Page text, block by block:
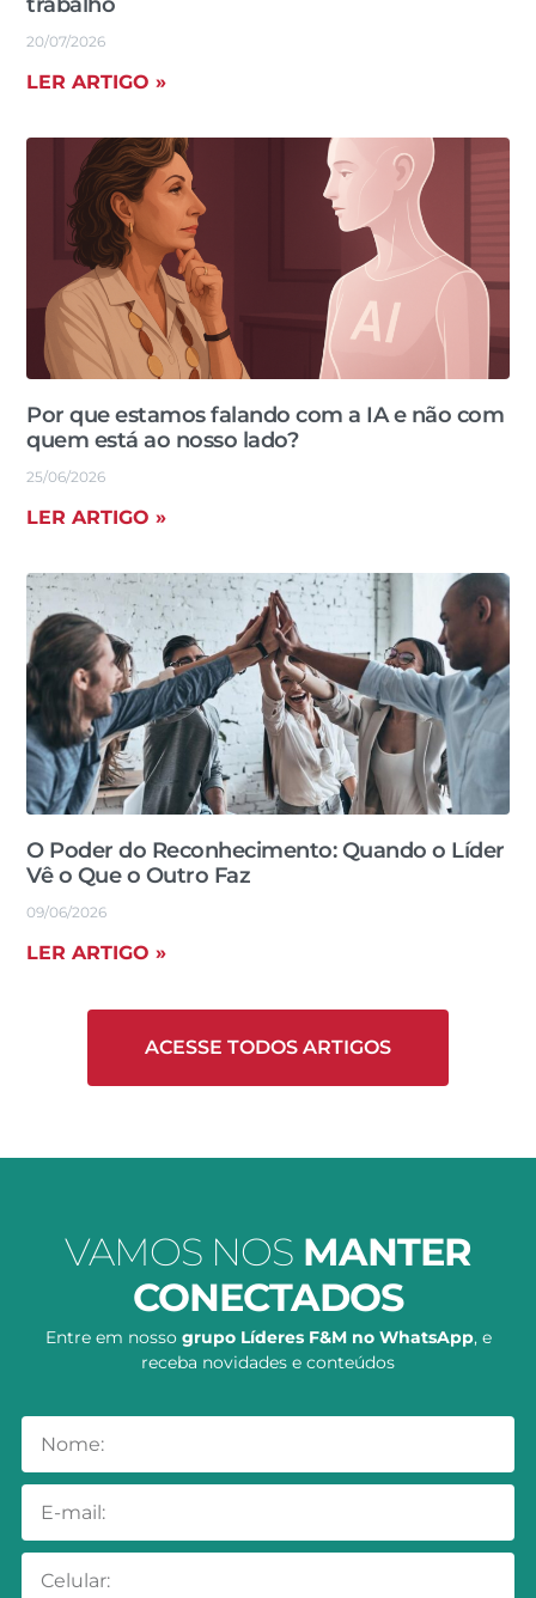
20/07/2026
LER ARTIGO »
Por que estamos falando com a IA e não com
quem está ao nosso lado?
25/06/2026
LER ARTIGO »
O Poder do Reconhecimento: Quando o Líder
Vê o Que o Outro Faz
09/06/2026
LER ARTIGO »
ACESSE TODOS ARTIGOS
VAMOS NOS MANTER
CONECTADOS
Entre em nosso grupo Líderes F&M no WhatsApp, e
receba novidades e conteúdos